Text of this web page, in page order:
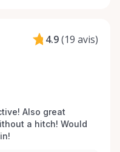
4.9(19 avis)
Also great
a hitch! Would